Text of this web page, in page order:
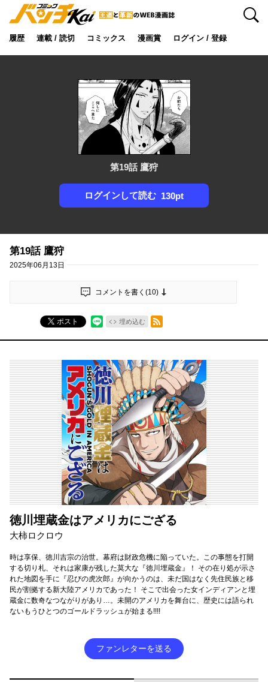
履歴 連載 / 読切 コミックス 漫画賞 ログイン / 登録
検索
第19話 鷹狩
ログインして読む 130pt
第19話 鷹狩
2025年06月13日
コメントを書く(10)
ポスト 埋め込む
RSSフィード
徳川埋蔵金はアメリカにござる
大柿ロクロウ
時は享保、徳川吉宗の治世。幕府は財政危機に陥っていた。この事態を打開
する切り札、それは家康が残した莫大な『徳川埋蔵金』！ その在り処が示さ
れた地図を手に『忍びの虎次郎』が向かうのは、未だ国はなく先住民族と移
民が割拠する新大陸アメリカであった！ そこで出会った女インディアンと埋
蔵金に数奇なつながりがあり…。未開のアメリカを舞台に、歴史には語られ
ないもうひとつのゴールドラッシュが始まる!!!!
ファンレターを送る